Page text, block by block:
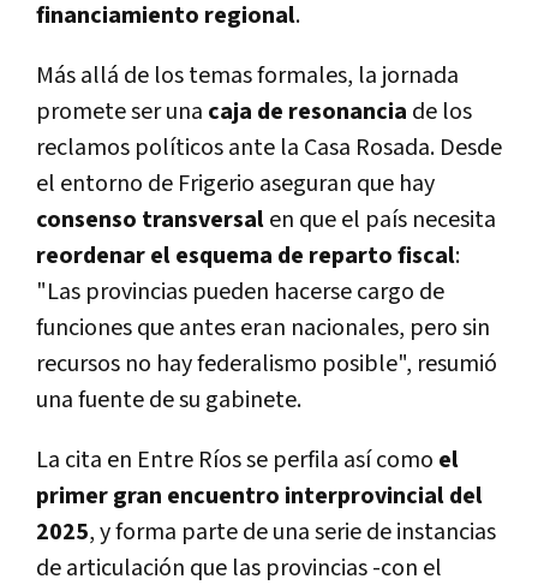
financiamiento regional.
Más allá de los temas formales, la jornada
promete ser una caja de resonancia de los
reclamos políticos ante la Casa Rosada. Desde
el entorno de Frigerio aseguran que hay
consenso transversalen que el país necesita
reordenar el esquema de reparto fiscal:
"Las provincias pueden hacerse cargo de
funciones que antes eran nacionales, pero sin
recursos no hay federalismo posible", resumió
una fuente de su gabinete.
La cita en Entre Ríos se perfila así como el
primer gran encuentro interprovincial del
2025, y forma parte de una serie de instancias
de articulación que las provincias -con el